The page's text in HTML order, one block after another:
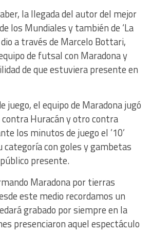
la llegada del autor del mejor
los Mundiales y también de ‘La
dio a través de Marcelo Bottari,
de futsal con Maradona y
de que estuviera presente en
juego, el equipo de Maradona jugó
Huracán y otro contra
los minutos de juego el ’10’
con goles y gambetas
presente.
Maradona por tierras
este medio recordamos un
grabado por siempre en la
presenciaron aquel espectáculo